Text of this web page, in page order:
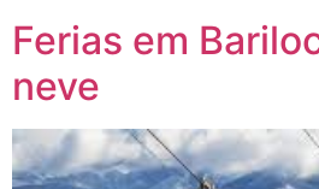
Ferias em
neve